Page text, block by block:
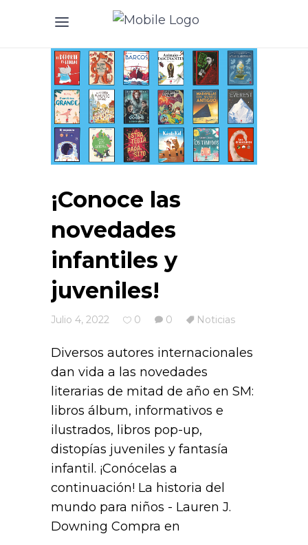
¡Conoce las
novedades
infantiles y
juveniles!
Julio 4, 2022 0 0 Noticias
Diversos autores internacionales
dan vida a las novedades
literarias de mitad de año en SM:
libros álbum, informativos e
ilustrados, libros pop-up,
distopías juveniles y fantasía
infantil. ¡Conócelas a
continuación! La historia del
mundo para niños - Lauren J.
Downing Compra en